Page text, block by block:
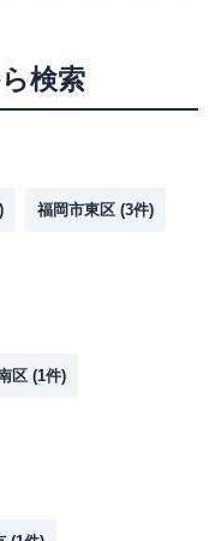
検索
福岡市東区 (3件)
区 (1件)